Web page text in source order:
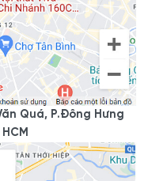
Quá, P.Đông Hưng